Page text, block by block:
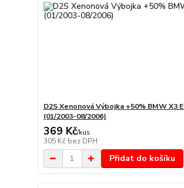
D2S Xenonová Výbojka +50% BMW X3
(01/2003-08/2006)
369 Kč/kus
305 Kč bez DPH
Přidat do košíku